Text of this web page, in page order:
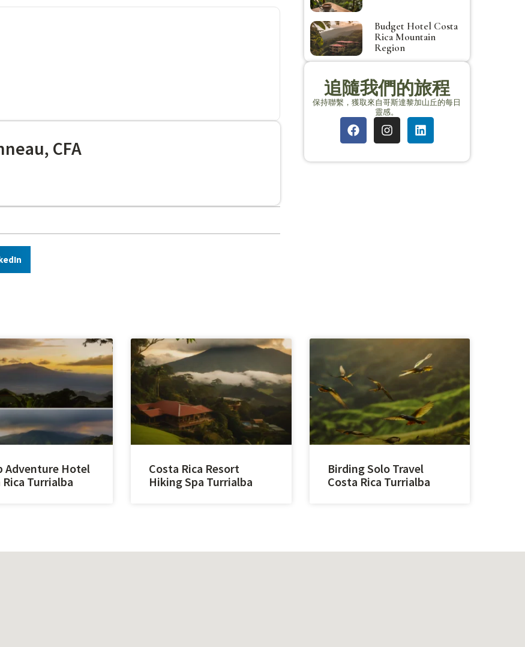
CFA
Budget Hotel Costa
Rica Mountain
Region
追隨我們的旅程
保持聯繫，獲取來自哥斯達黎加山丘的每日
靈感。
Adventure Hotel
Rica Turrialba
Costa Rica Resort
Hiking Spa Turrialba
Birding Solo Travel
Costa Rica Turrialba